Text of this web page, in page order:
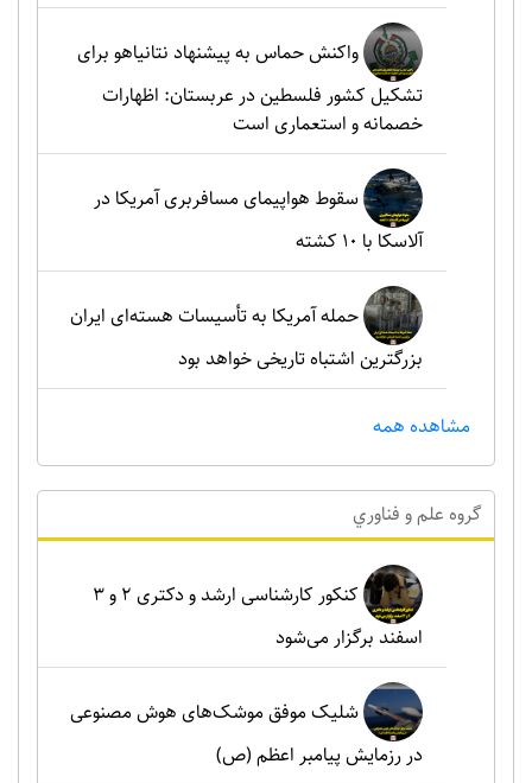
واکنش حماس به پیشنهاد نتانیاهو برای
تشکیل کشور فلسطین در عربستان: اظهارات
خصمانه و استعماری است
سقوط هواپیمای مسافربری آمریکا در
آلاسکا با ۱۰ کشته
حمله آمریکا به تأسیسات هسته‌ای ایران
بزرگترین اشتباه تاریخی خواهد بود
مشاهده همه
گروه علم و فناوري
کنکور کارشناسی ارشد و دکتری ۲ و ۳
اسفند برگزار می‌شود
شلیک موفق موشک‌های هوش مصنوعی
در رزمایش پیامبر اعظم (ص)